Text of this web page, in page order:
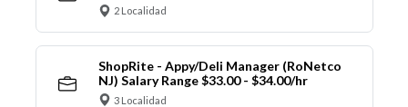
2 Localidad
ShopRite - Appy/Deli Manager (RoNetco
NJ) Salary Range $33.00 - $34.00/hr
3 Localidad